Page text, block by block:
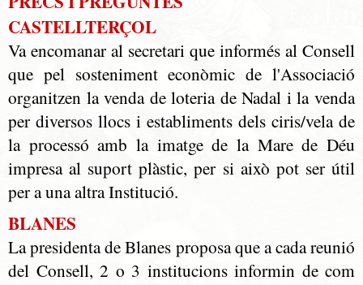
CASTELLTERÇOL
Va encomanar al secretari que informés al Consell
que pel sosteniment econòmic de l'Associació
organitzen la venda de loteria de Nadal i la venda
per diversos llocs i establiments dels ciris/vela de
la processó amb la imatge de la Mare de Déu
impresa al suport plàstic, per si això pot ser útil
per a una altra Institució.
BLANES
La presidenta de Blanes proposa que a cada reunió
del Consell, 2 o 3 institucions informin de com